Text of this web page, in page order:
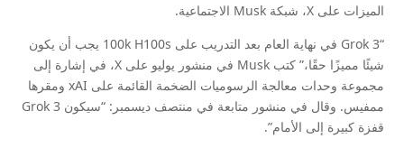
الميزات على X، شبكة Musk الاجتماعية.
“Grok 3 في نهاية العام بعد التدريب على 100k H100s يجب أن يكون
شيئًا مميزًا حقًا،” كتب Musk في منشور يوليو على X، في إشارة إلى
مجموعة وحدات معالجة الرسوميات الضخمة القائمة على xAI ومقرها
ممفيس. وقال في منشور متابعة في منتصف ديسمبر: “سيكون Grok 3
قفزة كبيرة إلى الأمام”.